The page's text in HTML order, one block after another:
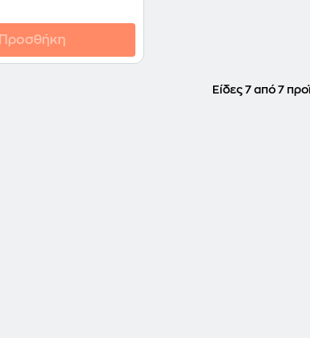
Προσθήκη
Είδες 7 από 7